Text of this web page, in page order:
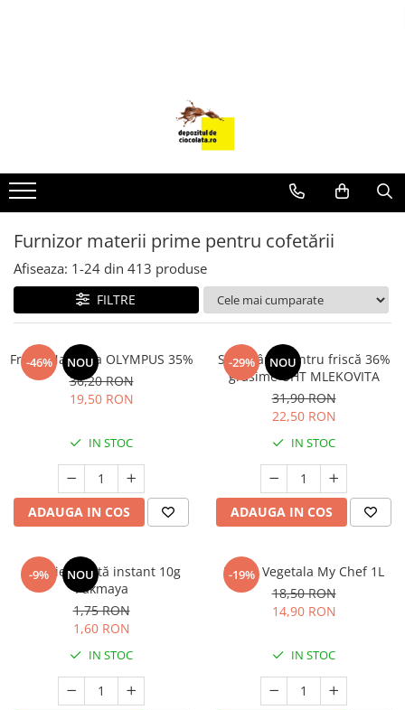
GLAZURI, UMPLUTURI, CREME
USTENSILE SI FORME SILICON
PASTA DE ZAHAR
AMBALAJE
DIVERSE
FRISCA, UNT, LAPTE CONDENSAT
COJI TARTE
AROME
Furnizor materii prime pentru cofetării
Afiseaza: 1-24 din 413 produse
FILTRE
-46% NOU
Frisca Naturala OLYMPUS 35%
36,20 RON
19,50 RON
IN STOC
ADAUGA IN COS
-29% NOU
Smântână pentru friscă 36%
grăsime UHT MLEKOVITA
31,90 RON
22,50 RON
IN STOC
ADAUGA IN COS
-9% NOU
Drojdie uscată instant 10g
Pakmaya
1,75 RON
1,60 RON
IN STOC
-19%
Frisca Vegetala My Chef 1L
18,50 RON
14,90 RON
IN STOC